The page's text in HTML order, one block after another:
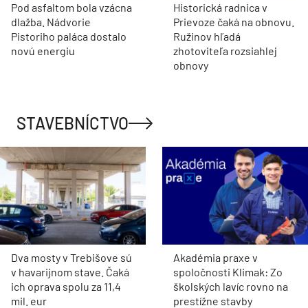
Pod asfaltom bola vzácna
dlažba. Nádvorie
Pistoriho paláca dostalo
novú energiu
Historická radnica v
Prievoze čaká na obnovu.
Ružinov hľadá
zhotoviteľa rozsiahlej
obnovy
STAVEBNÍCTVO
Dva mosty v Trebišove sú
v havarijnom stave. Čaká
ich oprava spolu za 11,4
mil. eur
Akadémia praxe v
spoločnosti Klimak: Zo
školských lavíc rovno na
prestížne stavby